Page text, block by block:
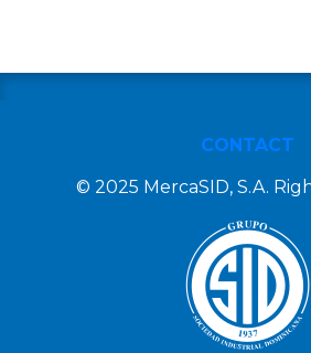
CONTACT
© 2025 MercaSID, S.A.